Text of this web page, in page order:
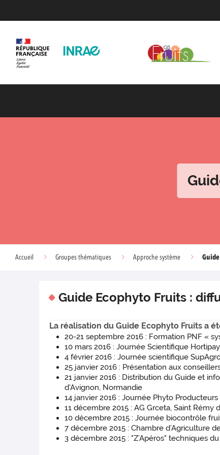
Accueil Groupes thématiques Approche système
Guide Ecophyto Fruits :
La réalisation du Guide Ecophyto Fruits a
20-21 septembre 2016 : Formation PNF «
10 mars 2016 : Journée Scientifique
4 février 2016 : Journée scientifique
25 janvier 2016 : Présentation aux
21 janvier 2016 : Distribution du Guide et
d'Avignon, Normandie
14 janvier 2016 : Journée Phyto
11 décembre 2015 : AG Grceta, Saint Rémy
10 décembre 2015 : Journée biocontrôle
7 décembre 2015 : Chambre d’Agriculture
3 décembre 2015 : "Z’Apéros" techniques